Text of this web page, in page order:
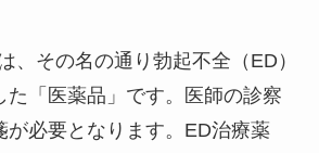
、その名の通り勃起不全（ED）
た「医薬品」です。医師の診察
が必要となります。ED治療薬